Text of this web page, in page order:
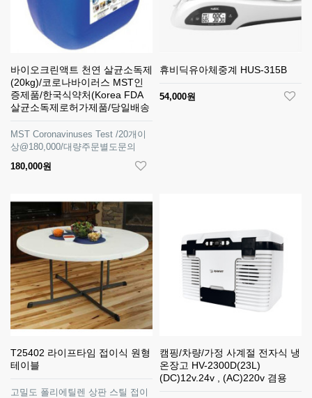
바이오크린액트 천연 살균소독제
(20kg)/코로나바이러스 MST인
증제품/한국식약처(Korea FDA
살균소독제로허가제품/당일배송
MST Coronavinuses Test /20개이
상@180,000/대량주문별도문의
180,000원
휴비딕유아체중계 HUS-315B
54,000원
T25402 라이프타임 접이식 원형
테이블
고밀도 폴리에틸렌 상판 스틸 접이
캠핑/차량/가정 사계절 전자식 냉
온장고 HV-2300D(23L)
(DC)12v.24v , (AC)220v 겸용